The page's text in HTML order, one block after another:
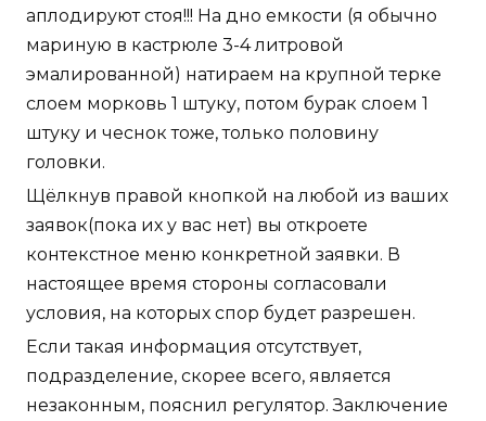
аплодируют стоя!!! На дно емкости (я обычно
мариную в кастрюле 3-4 литровой
эмалированной) натираем на крупной терке
слоем морковь 1 штуку, потом бурак слоем 1
штуку и чеснок тоже, только половину
головки.
Щёлкнув правой кнопкой на любой из ваших
заявок(пока их у вас нет) вы откроете
контекстное меню конкретной заявки. В
настоящее время стороны согласовали
условия, на которых спор будет разрешен.
Если такая информация отсутствует,
подразделение, скорее всего, является
незаконным, пояснил регулятор. Заключение